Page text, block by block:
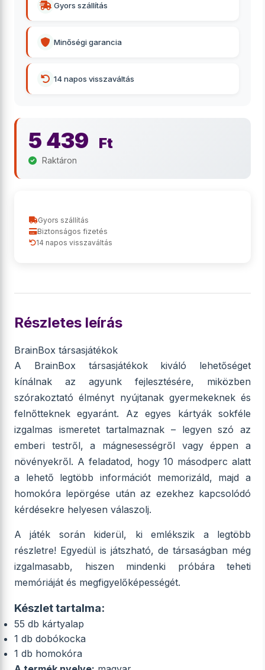
Gyors szállítás
Minőségi garancia
14 napos visszaváltás
5 439 Ft
Raktáron
Gyors szállítás
Biztonságos fizetés
14 napos visszaváltás
Részletes leírás
BrainBox társasjátékok
A BrainBox társasjátékok kiváló lehetőséget
kínálnak az agyunk fejlesztésére, miközben
szórakoztató élményt nyújtanak gyermekeknek és
felnőtteknek egyaránt. Az egyes kártyák sokféle
izgalmas ismeretet tartalmaznak – legyen szó az
emberi testről, a mágnesességről vagy éppen a
növényekről. A feladatod, hogy 10 másodperc alatt
a lehető legtöbb információt memorizáld, majd a
homokóra lepörgése után az ezekhez kapcsolódó
kérdésekre helyesen válaszolj.
A játék során kiderül, ki emlékszik a legtöbb
részletre! Egyedül is játszható, de társaságban még
izgalmasabb, hiszen mindenki próbára teheti
memóriáját és megfigyelőképességét.
Készlet tartalma:
55 db kártyalap
1 db dobókocka
1 db homokóra